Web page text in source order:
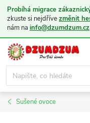
Probíhá migrace
zkuste si nejdřívezměnit
nám na info@dzumdzum.cz
Přejít
obsah
Sušené ovoce